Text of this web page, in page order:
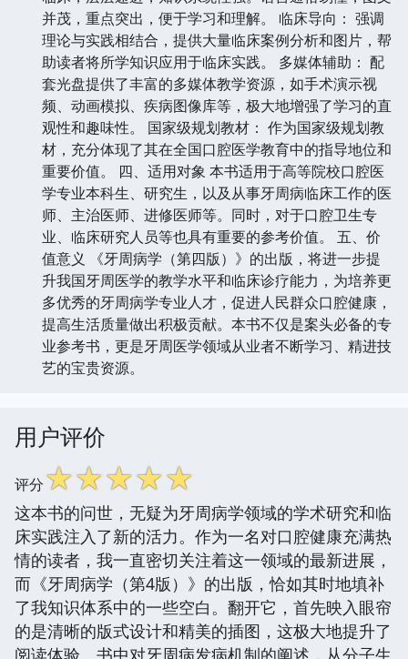
并茂，重点突出，便于学习和理解。 临床导向： 强调
理论与实践相结合，提供大量临床案例分析和图片，帮
助读者将所学知识应用于临床实践。 多媒体辅助： 配
套光盘提供了丰富的多媒体教学资源，如手术演示视
频、动画模拟、疾病图像库等，极大地增强了学习的直
观性和趣味性。 国家级规划教材： 作为国家级规划教
材，充分体现了其在全国口腔医学教育中的指导地位和
重要价值。 四、适用对象 本书适用于高等院校口腔医
学专业本科生、研究生，以及从事牙周病临床工作的医
师、主治医师、进修医师等。同时，对于口腔卫生专
业、临床研究人员等也具有重要的参考价值。 五、价
值意义 《牙周病学（第四版）》的出版，将进一步提
升我国牙周医学的教学水平和临床诊疗能力，为培养更
多优秀的牙周病学专业人才，促进人民群众口腔健康，
提高生活质量做出积极贡献。本书不仅是案头必备的专
业参考书，更是牙周医学领域从业者不断学习、精进技
艺的宝贵资源。
用户评价
评分☆☆☆☆☆
这本书的问世，无疑为牙周病学领域的学术研究和临
床实践注入了新的活力。作为一名对口腔健康充满热
情的读者，我一直密切关注着这一领域的最新进展，
而《牙周病学（第4版）》的出版，恰如其时地填补
了我知识体系中的一些空白。翻开它，首先映入眼帘
的是清晰的版式设计和精美的插图，这极大地提升了
阅读体验。书中对牙周病发病机制的阐述，从分子生